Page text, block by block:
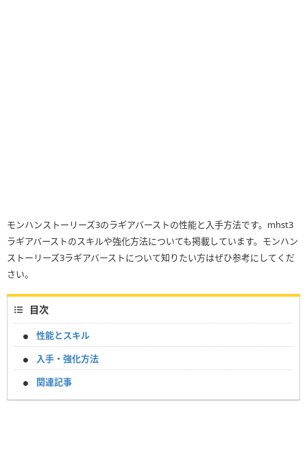
モンハンストーリーズ3のラギアバーストの性能と入手方法です。mhst3
ラギアバーストのスキルや強化方法についても掲載しています。モンハン
ストーリーズ3ラギアバーストについて知りたい方はぜひ参考にしてくだ
さい。
目次
性能とスキル
入手・強化方法
関連記事